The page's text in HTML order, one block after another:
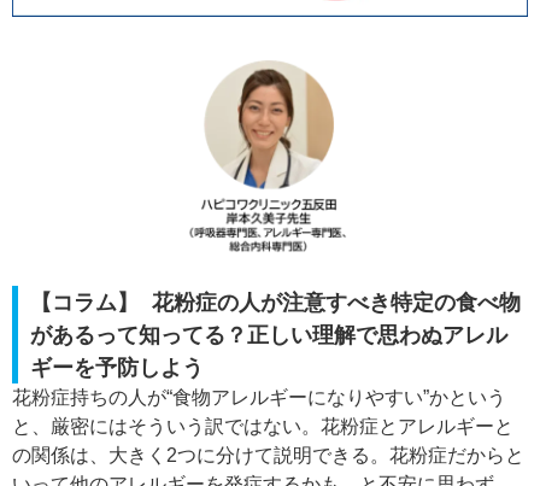
【コラム】 花粉症の人が注意すべき特定の食べ物
があるって知ってる？正しい理解で思わぬアレル
ギーを予防しよう
花粉症持ちの人が“食物アレルギーになりやすい”かという
と、厳密にはそういう訳ではない。花粉症とアレルギーと
の関係は、大きく2つに分けて説明できる。花粉症だからと